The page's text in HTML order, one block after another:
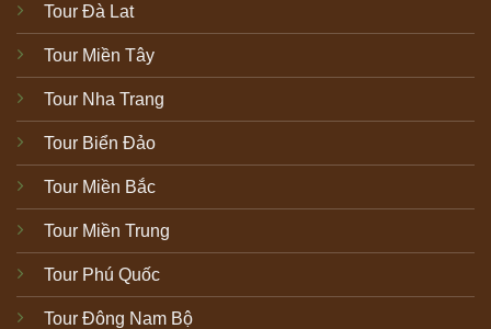
Tour Đà Lat
Tour Miền Tây
Tour Nha Trang
Tour Biển Đảo
Tour Miền Bắc
Tour Miền Trung
Tour Phú Quốc
Tour Đông Nam Bộ